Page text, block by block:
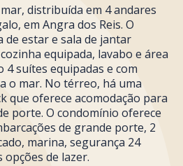
distribuída em 4 andares
em Angra dos Reis. O
de estar e sala de jantar
equipada, lavabo e área
4 suítes equipadas e com
o mar. No térreo, há uma
que oferece acomodação para
porte. O condomínio oferece
de grande porte, 2
marina, segurança 24
de lazer.